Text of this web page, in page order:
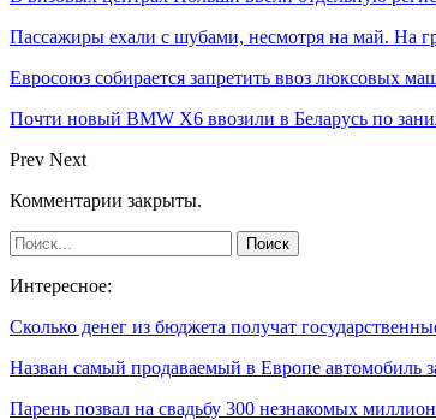
Пассажиры ехали с шубами, несмотря на май. На
Евросоюз собирается запретить ввоз люксовых
Почти новый BMW X6 ввозили в Беларусь по
Prev Next
Комментарии закрыты.
Интересное:
Сколько денег из бюджета получат
Назван самый продаваемый в Европе автомобиль
Парень позвал на свадьбу 300 незнакомых